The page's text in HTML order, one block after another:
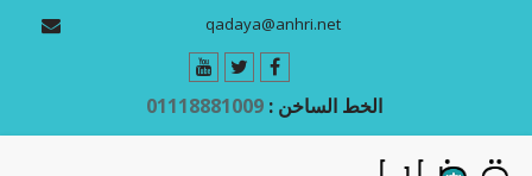
qadaya@anhri.net
الخط الساخن :